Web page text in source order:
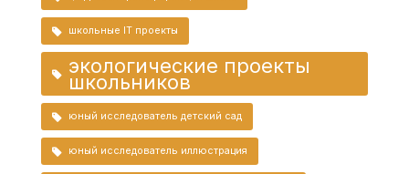
школьные IT проекты
экологические проекты
школьников
юный исследователь детский сад
юный исследователь иллюстрация